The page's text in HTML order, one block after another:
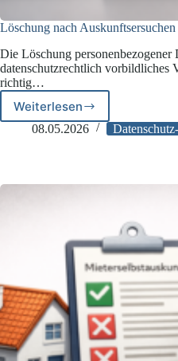
Löschung nach
Die Löschung personenbezogener
datenschutzrechtlich vorbildliches
richtig…
Weiterlesen
Löschung
nach
08.05.2026